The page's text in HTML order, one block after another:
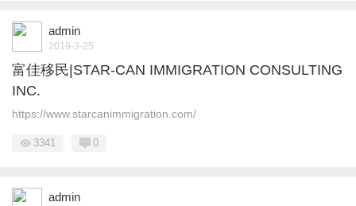
admin
2019-3-25
富佳移民|STAR-CAN IMMIGRATION CONSULTING
INC.
https://www.starcanimmigration.com/
3341 0
admin